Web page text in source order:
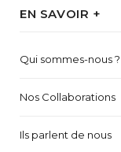
EN SAVOIR +
Qui sommes-nous ?
Nos Collaborations
Ils parlent de nous